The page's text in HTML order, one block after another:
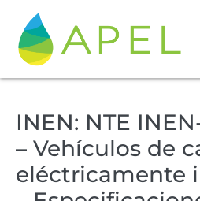
INEN: NTE
– Vehículos de
eléctricamente